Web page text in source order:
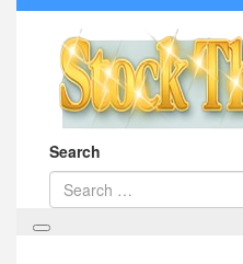
Search